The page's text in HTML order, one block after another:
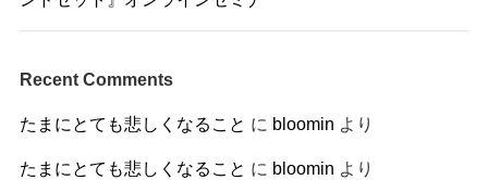
Recent Comments
たまにとても悲しくなること に bloomin より
たまにとても悲しくなること に bloomin より